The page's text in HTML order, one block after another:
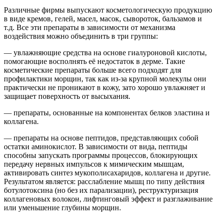
Различные фирмы выпускают косметологическую продукцию
в виде кремов, гелей, масел, масок, сывороток, бальзамов и
т.д. Все эти препараты в зависимости от механизма
воздействия можно объединить в три группы:
— увлажняющие средства на основе гиалуроновой кислоты,
помогающие восполнять её недостаток в дерме. Такие
косметические препараты больше всего подходят для
профилактики морщин, так как из-за крупной молекулы они
практически не проникают в кожу, зато хорошо увлажняет и
защищает поверхность от высыхания.
— препараты, основанные на компонентах белков эластина и
коллагена.
— препараты на основе пептидов, представляющих собой
остатки аминокислот. В зависимости от вида, пептиды
способны запускать программы процессов, блокирующих
передачу нервных импульсов к мимическим мышцам,
активировать синтез мукополисахаридов, коллагена и другие.
Результатом является: расслабление мышц по типу действия
ботулотоксина (но без их парализации), реструктуризация
коллагеновых волокон, лифтинговый эффект и разглаживание
или уменьшение глубины морщин.